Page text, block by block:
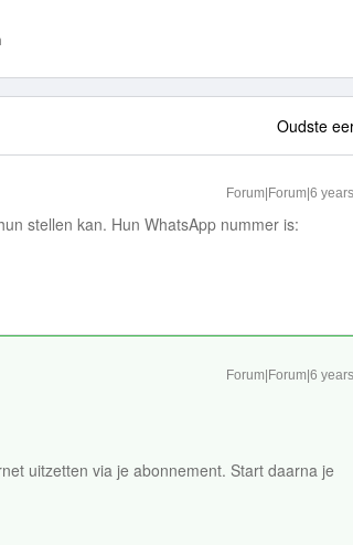
Oudste
Forum|Forum|6
stellen kan. Hun WhatsApp nummer is:
Forum|Forum|6
uitzetten via je abonnement. Start daarna je